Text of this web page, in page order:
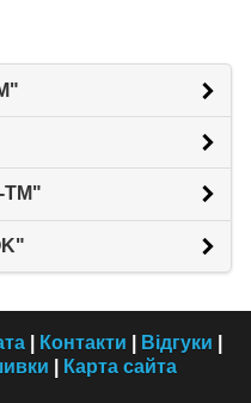
ТМ"
| Контакти Відгуки
Карта сайта